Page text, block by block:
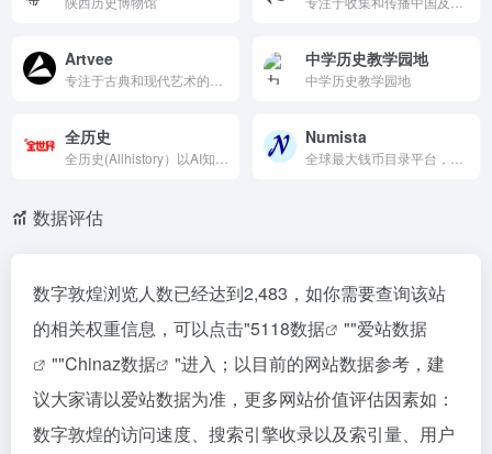
Artvee 中学历史教学园地
中学历史教学园地
全历史 Numista
数据评估
数字敦煌浏览人数已经达到2,483，如你需要查询该站
的相关权重信息，可以点击"5118数据 ""爱站数据
""Chinaz数据
"进入；以目前的网站数据参考，建
议大家请以爱站数据为准，更多网站价值评估因素如：
数字敦煌的访问速度、搜索引擎收录以及索引量、用户